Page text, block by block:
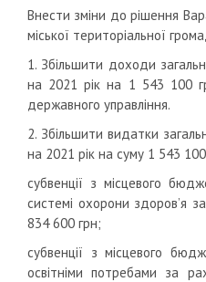
Внести зміни до рішення
міської територіальної
1. Збільшити доходи
на 2021 рік на 1 543 100
державного управління.
2. Збільшити видатки
на 2021 рік на суму 1 543
субвенції з місцевого
системі охорони здоров’я
834 600 грн;
субвенції з місцевого
освітніми потребами за